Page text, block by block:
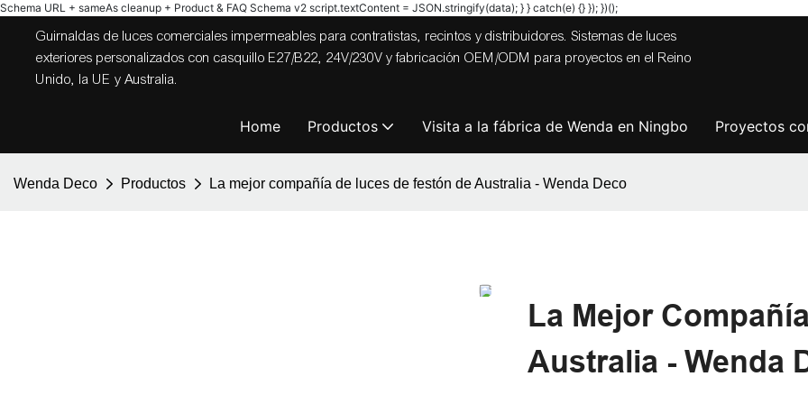
Schema URL + sameAs cleanup + Product & FAQ Schema v2 script.textContent = JSON.stringify(data); } } catch(e) {} }); })();
Guirnaldas de luces comerciales impermeables para contratistas, recintos y distribuidores. Sistemas de luces
exteriores personalizados con casquillo E27/B22, 24V/230V y fabricación OEM/ODM para proyectos en el Reino
Unido, la UE y Australia.
Home Productos Visita a la fábrica de Wenda en Ningbo Proyectos
Wenda Deco Productos La mejor compañía de luces de festón de Australia - Wenda Deco
La Mejor
Australia - Wenda